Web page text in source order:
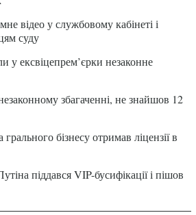
відео у службовому кабінеті і
суду
ексвіцепрем’єрки незаконне
збагаченні, не знайшов 12
бізнесу отримав ліцензії в
піддався VIP-бусифікації і пішов